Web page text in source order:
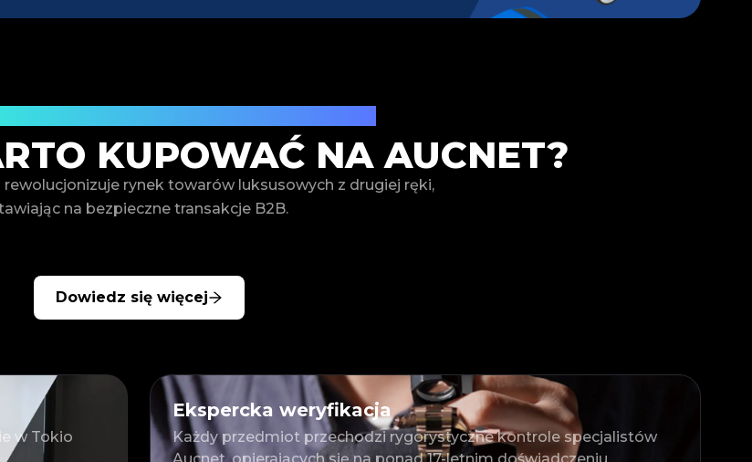
KUPOWAĆ NA AUCNET?
rynek towarów luksusowych z drugiej ręki,
na bezpieczne transakcje B2B.
Dowiedz się więcej
w Tokio
Ekspercka weryfikacja
Każdy przedmiot przechodzi rygorystyczne kontrole specjalistów